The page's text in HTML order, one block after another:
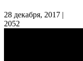
28 декабря, 2017 |
2052